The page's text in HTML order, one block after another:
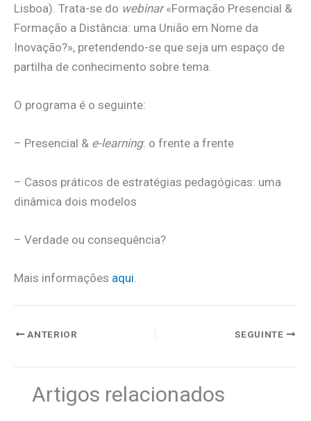
Lisboa). Trata-se do webinar«Formação Presencial &
Formação a Distância: uma União em Nome da
Inovação?», pretendendo-se que seja um espaço de
partilha de conhecimento sobre tema.
O programa é o seguinte:
– Presencial & e-learning: o frente a frente
– Casos práticos de estratégias pedagógicas: uma
dinâmica dois modelos
– Verdade ou consequência?
Mais informações aqui
ANTERIOR SEGUINTE
Artigos relacionados